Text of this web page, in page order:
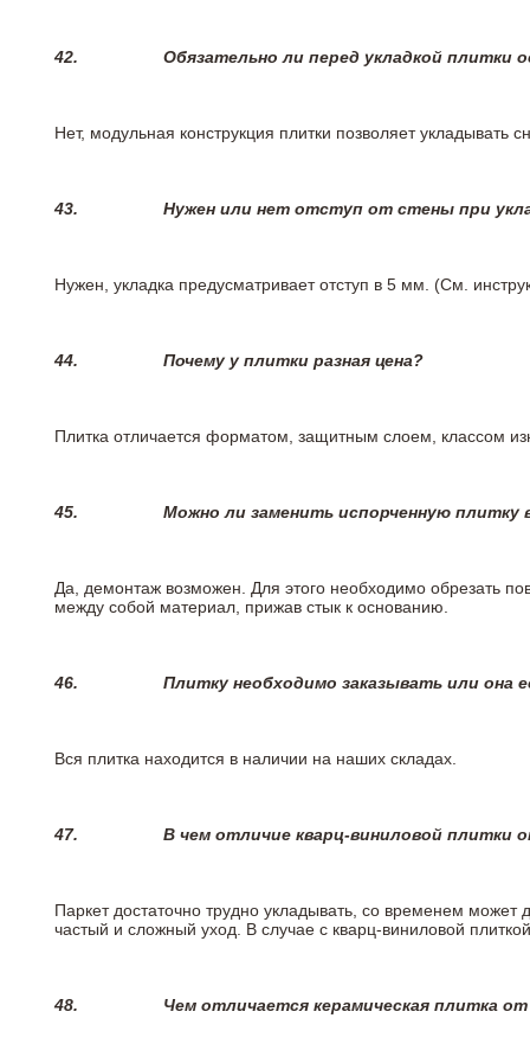
42. Обязательно ли перед укладкой плитки
Нет, модульная конструкция плитки позволяет
43. Нужен или нет отступ от стены при
Нужен, укладка предусматривает отступ в 5 мм. (См.
44. Почему у плитки разная цена?
Плитка отличается форматом, защитным слоем, классом
45. Можно ли заменить испорченную плитку
Да, демонтаж возможен. Для этого необходимо обрезать
между собой материал, прижав стык к основанию.
46. Плитку необходимо заказывать или она
Вся плитка находится в наличии на наших складах.
47. В чем отличие кварц-виниловой плитки
Паркет достаточно трудно укладывать, со временем
частый и сложный уход. В случае с кварц-виниловой
48. Чем отличается керамическая плитка